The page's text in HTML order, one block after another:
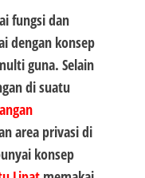
fungsi dan
dengan konsep
guna. Selain
di suatu
area privasi di
konsep